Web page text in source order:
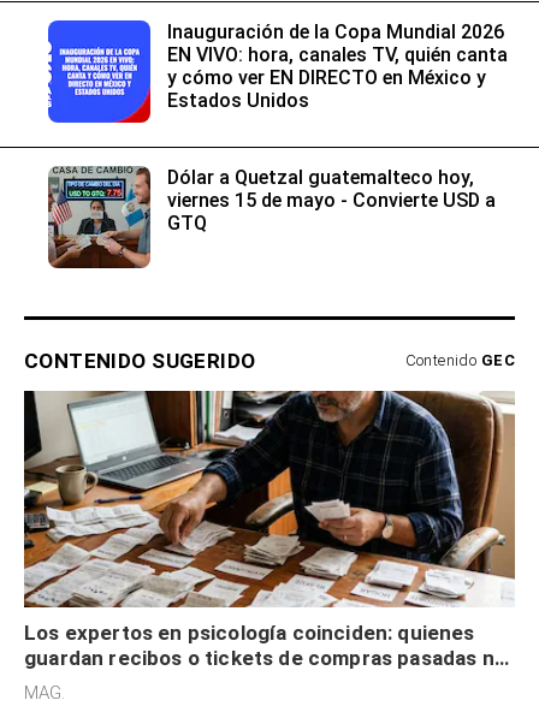
Inauguración de la Copa Mundial 2026
EN VIVO: hora, canales TV, quién canta
y cómo ver EN DIRECTO en México y
Estados Unidos
Dólar a Quetzal guatemalteco hoy,
viernes 15 de mayo - Convierte USD a
GTQ
CONTENIDO SUGERIDO Contenido GEC
Los expertos en psicología coinciden: quienes
guardan recibos o tickets de compras pasadas no
son acumuladores, sino que tienen necesidad de
MAG.